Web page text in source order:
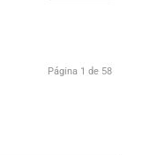
Página 1 de 58